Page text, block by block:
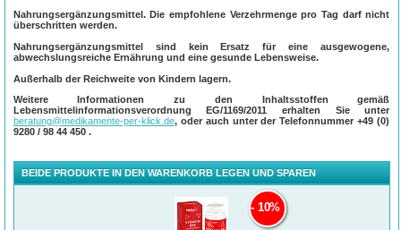
Nahrungsergänzungsmittel. Die empfohlene Verzehrmenge pro Tag darf nicht
überschritten werden.
Nahrungsergänzungsmittel sind kein Ersatz für eine ausgewogene,
abwechslungsreiche Ernährung und eine gesunde Lebensweise.
Außerhalb der Reichweite von Kindern lagern.
Weitere Informationen zu den Inhaltsstoffen gemäß
Lebensmittelinformationsverordnung EG/1169/2011 erhalten Sie unter
beratung@medikamente-per-klick.de, oder auch unter der Telefonnummer+49 (0)
9280 / 98 44 450 .
BEIDE PRODUKTE IN DEN WARENKORB LEGEN UND SPAREN
10%